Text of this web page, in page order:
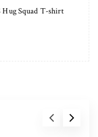
Hug Squad T-shirt